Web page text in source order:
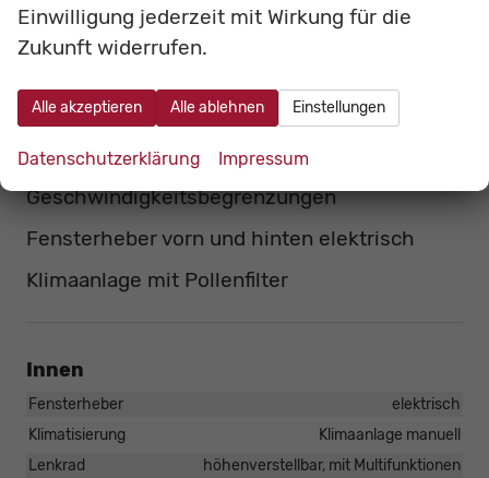
Rücksitzlehne im Verhältnis 60:40, separat
umklappbar
Polsterung schwarz
Berücksichtigung erkannter
Geschwindigkeitsbegrenzungen
Fensterheber vorn und hinten elektrisch
Klimaanlage mit Pollenfilter
Innen
Fensterheber
elektrisch
Klimatisierung
Klimaanlage manuell
Lenkrad
höhenverstellbar, mit Multifunktionen
Einwilligung jederzeit mit Wirkung für die
Zukunft widerrufen.
Alle akzeptieren Alle ablehnen Einstellungen
Datenschutzerklärung Impressum